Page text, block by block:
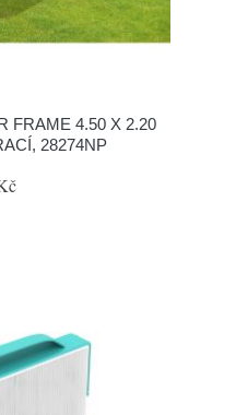
FRAME 4.50 X 2.20
28274NP